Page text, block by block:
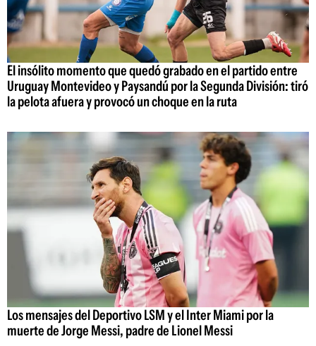
El insólito momento que quedó grabado en el partido entre
Uruguay Montevideo y Paysandú por la Segunda División: tiró
la pelota afuera y provocó un choque en la ruta
Los mensajes del Deportivo LSM y el Inter Miami por la
muerte de Jorge Messi, padre de Lionel Messi